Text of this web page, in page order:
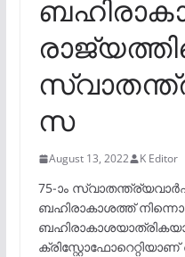
സ
August 13, 2022 K Editor
75-ാം
ബഹിരാകാശത്ത്